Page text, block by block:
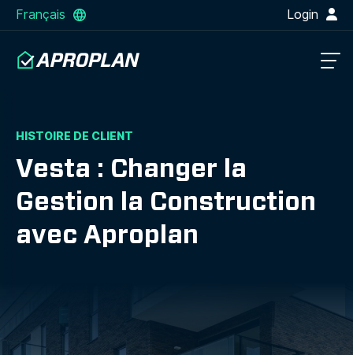
Français Login
HISTOIRE DE CLIENT
Vesta : Changer la
Gestion la Construction
avec Aproplan